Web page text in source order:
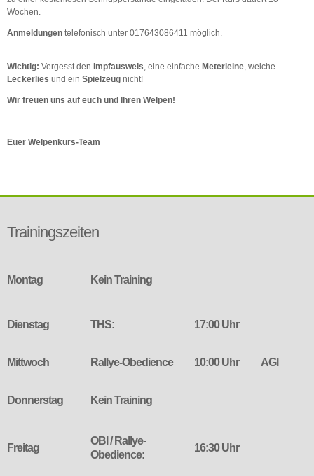
Wochen.
Anmeldungen telefonisch unter 017643086411 möglich.
Wichtig: Vergesst den Impfausweis, eine einfache Meterleine, weiche
Leckerlies und ein Spielzeug nicht!
Wir freuen uns auf euch und Ihren Welpen!
Euer Welpenkurs-Team
Trainingszeiten
Montag Kein Training
Dienstag THS: 17:00 Uhr
Mittwoch Rallye-Obedience 10:00 Uhr AGI
Donnerstag Kein Training
Freitag
OBI / Rallye-
Obedience:
16:30 Uhr